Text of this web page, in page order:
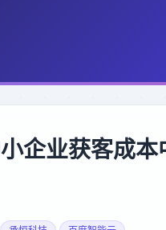
企业获客成本